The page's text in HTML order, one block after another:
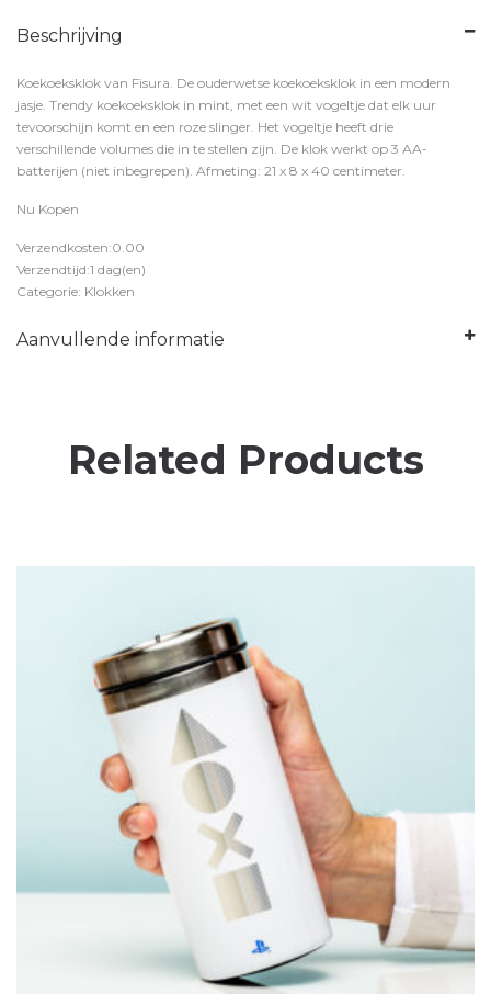
Beschrijving
Koekoeksklok van Fisura. De ouderwetse koekoeksklok in een modern
jasje. Trendy koekoeksklok in mint, met een wit vogeltje dat elk uur
tevoorschijn komt en een roze slinger. Het vogeltje heeft drie
verschillende volumes die in te stellen zijn. De klok werkt op 3 AA-
batterijen (niet inbegrepen). Afmeting: 21 x 8 x 40 centimeter.
Nu Kopen
Verzendkosten:0.00
Verzendtijd:1 dag(en)
Categorie: Klokken
Aanvullende informatie
Related Products